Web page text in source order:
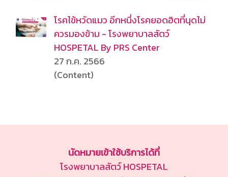
โรคไข้หวัดแมว อีกหนึ่งโรคยอดฮิตที่นุดไม่
ควรมองข้าม - โรงพยาบาลสัตว์
HOSPETAL By PRS Center
27 ก.ค. 2566
(Content)
นัดหมายเข้าใช้บริการได้ที่
โรงพยาบาลสัตว์ HOSPETAL